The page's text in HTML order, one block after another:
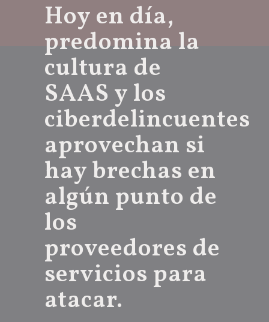
Hoy en día,
predomina la
cultura de
SAAS y los
ciberdelincuentes
aprovechan si
hay brechas en
algún punto de
los
proveedores de
servicios para
atacar.